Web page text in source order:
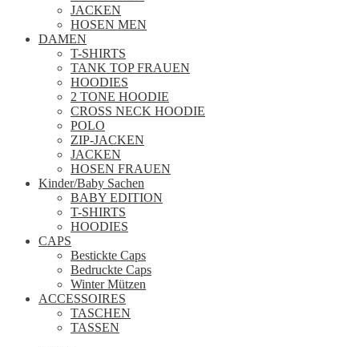
JACKEN
HOSEN MEN
DAMEN
T-SHIRTS
TANK TOP FRAUEN
HOODIES
2 TONE HOODIE
CROSS NECK HOODIE
POLO
ZIP-JACKEN
JACKEN
HOSEN FRAUEN
Kinder/Baby Sachen
BABY EDITION
T-SHIRTS
HOODIES
CAPS
Bestickte Caps
Bedruckte Caps
Winter Mützen
ACCESSOIRES
TASCHEN
TASSEN